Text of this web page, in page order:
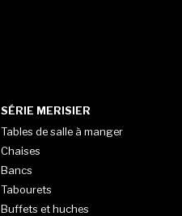
SÉRIE MERISIER
Tables de salle à manger
Chaises
Bancs
Tabourets
Buffets et huches